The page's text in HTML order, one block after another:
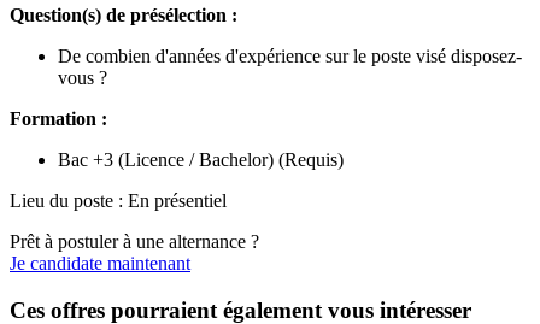
Question(s) de présélection :
De combien d'années d'expérience sur le poste visé disposez-
vous ?
Formation :
Bac +3 (Licence / Bachelor) (Requis)
Lieu du poste : En présentiel
Prêt à postuler à une alternance ?
Je candidate maintenant
Ces offres pourraient également vous intéresser